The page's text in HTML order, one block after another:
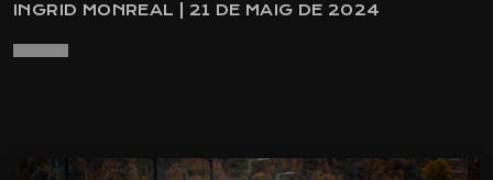
INGRID MONREAL | 21 DE MAIG DE 2024